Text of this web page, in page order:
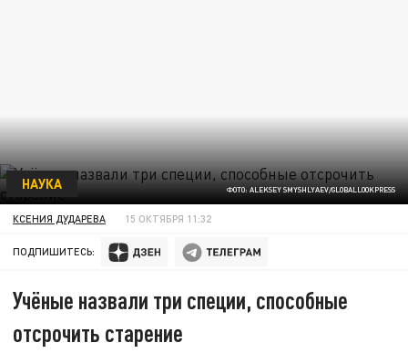
ФОТО: ALEKSEY SMYSHLYAEV/GLOBALLOOKPRESS
НАУКА
КСЕНИЯ ДУДАРЕВА 15 ОКТЯБРЯ 11:32
ПОДПИШИТЕСЬ:
Учёные назвали три специи, способные
отсрочить старение